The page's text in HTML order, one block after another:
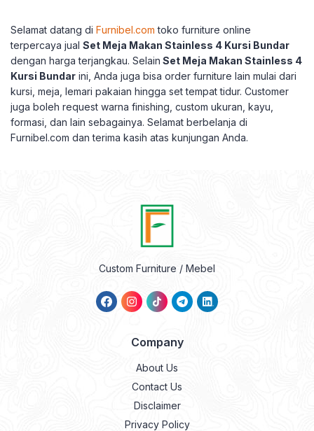
Selamat datang di Furnibel.com toko furniture online
terpercaya jual Set Meja Makan Stainless 4 Kursi Bundar
dengan harga terjangkau. Selain Set Meja Makan Stainless 4
Kursi Bundar ini, Anda juga bisa order furniture lain mulai dari
kursi, meja, lemari pakaian hingga set tempat tidur. Customer
juga boleh request warna finishing, custom ukuran, kayu,
formasi, dan lain sebagainya. Selamat berbelanja di
Furnibel.com dan terima kasih atas kunjungan Anda.
Custom Furniture / Mebel
Company
About Us
Contact Us
Disclaimer
Privacy Policy